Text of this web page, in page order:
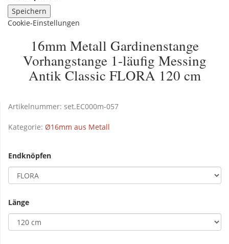
Speichern
Cookie-Einstellungen
16mm Metall Gardinenstange
Vorhangstange 1-läufig Messing
Antik Classic FLORA 120 cm
Artikelnummer: set.EC000m-057
Kategorie: Ø16mm aus Metall
Endknöpfen
Länge